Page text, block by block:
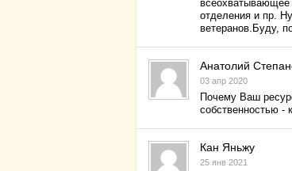
всеохватывающее
отделения и пр.
ветеранов.Буду,
Анатолий
03 апр 2020
Почему Ваш
собственностью -
Кан Яньжу
25 янв 2021